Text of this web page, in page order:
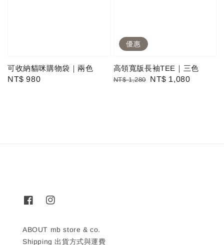
可收納貓咪購物袋｜兩色
Regular
NT$ 980
優惠
高領寬版長袖TEE｜三色
Regular
NT$ 1,280
Sale
NT$ 1,080
ABOUT mb store & co.
Shipping 出貨方式與運費